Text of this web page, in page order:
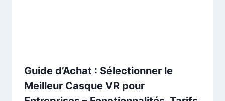
Guide d’Achat : Sélectionner le
Meilleur Casque VR pour